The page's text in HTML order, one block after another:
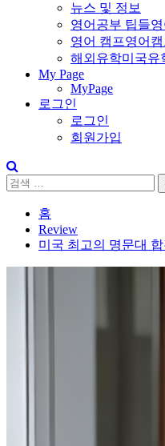
뉴스 및 정보
영어공부 팁들
영어 캠프영어캠
해외유학미국유
My Page
MyPage
로그인
로그인
회원가입
검
홈
Review
미국 최고의 명문대 합